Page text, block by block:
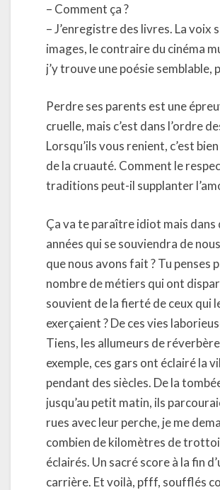
– Comment ça ?
– J’enregistre des livres. La voix
images, le contraire du cinéma
j’y trouve une poésie semblable,
Perdre ses parents est une
cruelle, mais c’est dans l’ordre
Lorsqu’ils vous renient, c’est
de la cruauté. Comment le
traditions peut-il supplanter
Ça va te paraître idiot mais dans
années qui se souviendra de
que nous avons fait ? Tu penses
nombre de métiers qui ont
souvient de la fierté de ceux qui
exerçaient ? De ces vies
Tiens, les allumeurs de
exemple, ces gars ont éclairé la
pendant des siècles. De la
jusqu’au petit matin, ils
rues avec leur perche, je me
combien de kilomètres de
éclairés. Un sacré score à la fin
carrière. Et voilà, pfff, soufflés